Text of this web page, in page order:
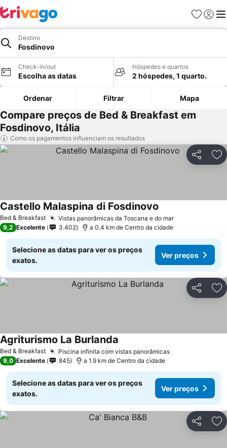
Favoritos
Iniciar
Destino
Fosdinovo
Check-in/out
Escolha as datas
Hóspedes e quartos
2 hóspedes, 1 quarto.
Ordenar Filtrar Mapa
Compare preços de Bed & Breakfast em
Fosdinovo, Itália
Como os pagamentos influenciam os resultados
Partilhar
Bed & Breakfast Vistas panorâmicas da Toscana e do mar
Castello Malaspina di Fosdinovo
9,2 Excelente 3.402 a 0.4 km de Centro da cidade
Selecione as datas para ver os preços
exatos.
Ver preços
Partilhar
Bed & Breakfast Piscina infinita com vistas panorâmicas
Agriturismo La Burlanda
9,0 Excelente 845 a 1.9 km de Centro da cidade
Selecione as datas para ver os preços
exatos.
Ver preços
Partilhar